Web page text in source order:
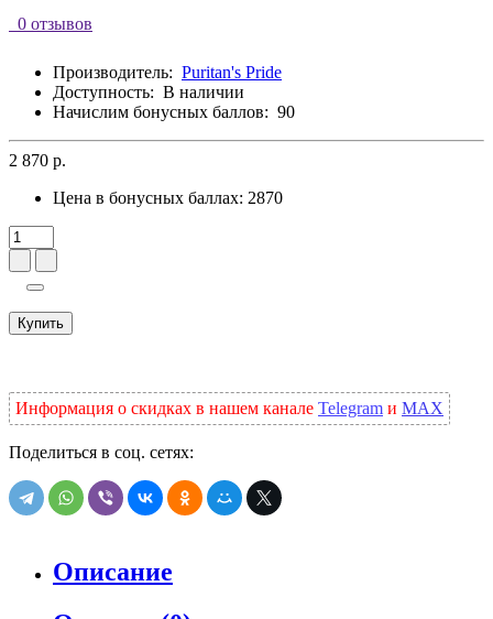
0 отзывов
Производитель: Puritan's Pride
Доступность: В наличии
Начислим бонусных баллов: 90
2 870 р.
Цена в бонусных баллах: 2870
Купить
Информация о скидках в нашем канале Telegram и MAX
Поделиться в соц. сетях:
Описание